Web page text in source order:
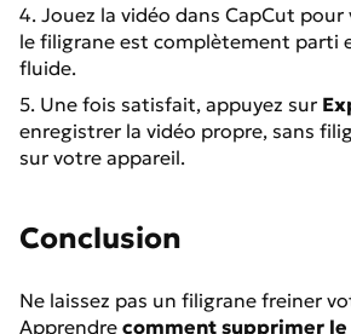
4. Jouez la vidéo dans CapCut pour
le filigrane est complètement parti
fluide.
5. Une fois satisfait, appuyez sur
enregistrer la vidéo propre, sans
sur votre appareil.
Conclusion
Ne laissez pas un filigrane freiner
Apprendre comment supprimer le